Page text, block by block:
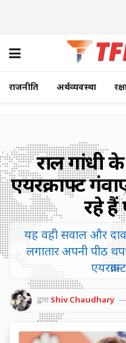
राजनीति अर्थव्यवस्था
राहुल गांधी
एयरक्राफ्ट
रहे हैं
यह वही सवाल और
लगातार अपनी पीठ
द्वारा Shiv Chaudhary